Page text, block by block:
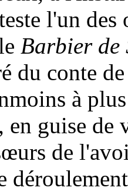
l'un
Barbier de
du conte
à
guise de
de